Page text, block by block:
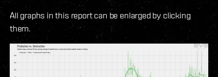
All graphs in this report can be enlarged by clicking
them.